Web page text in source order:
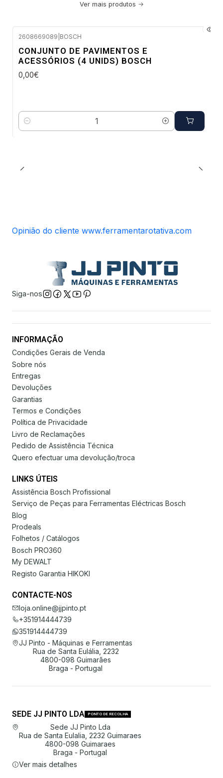
Ver mais produtos
2608669089 BOSCH
CONJUNTO DE PAVIMENTOS E
ACESSÓRIOS (4 UNIDS) BOSCH
0,00€
Quantidade
Opinião do cliente www.ferramentarotativa.com
Siga-nos
INFORMAÇÃO
Condições Gerais de Venda
Sobre nós
Entregas
Devoluções
Garantias
Termos e Condições
Política de Privacidade
Livro de Reclamações
Pedido de Assistência Técnica
Quero efectuar uma devolução/troca
LINKS ÚTEIS
Assistência Bosch Profissional
Serviço de Peças para Ferramentas Eléctricas Bosch
Blog
Prodeals
Folhetos / Catálogos
Bosch PRO360
My DEWALT
Registo Garantia HIKOKI
CONTACTE-NOS
loja.online@jjpinto.pt
+351914444739
351914444739
JJ Pinto - Máquinas e Ferramentas
Rua de Santa Eulália, 2232
4800-098 Guimarães
Braga - Portugal
SEDE JJ PINTO LDA PONTO DE RECOLHA
Sede JJ Pinto Lda
Rua de Santa Eulalia, 2232 Guimaraes
4800-098 Guimaraes
Braga - Portugal
Ver mais detalhes